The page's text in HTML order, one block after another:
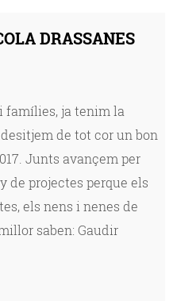
DRASSANES
famílies, ja tenim la
de tot cor un bon
Junts avançem per
de projectes perque els
els nens i nenes de
saben: Gaudir